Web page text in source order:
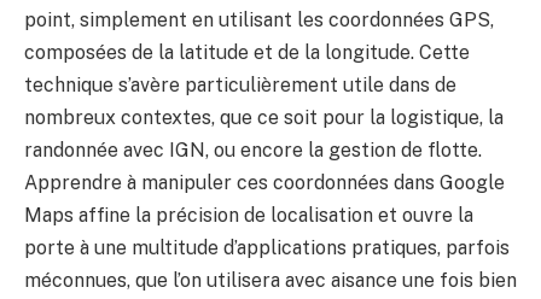
point, simplement en utilisant les coordonnées GPS,
composées de la latitude et de la longitude. Cette
technique s’avère particulièrement utile dans de
nombreux contextes, que ce soit pour la logistique, la
randonnée avec IGN, ou encore la gestion de flotte.
Apprendre à manipuler ces coordonnées dans Google
Maps affine la précision de localisation et ouvre la
porte à une multitude d’applications pratiques, parfois
méconnues, que l’on utilisera avec aisance une fois bien